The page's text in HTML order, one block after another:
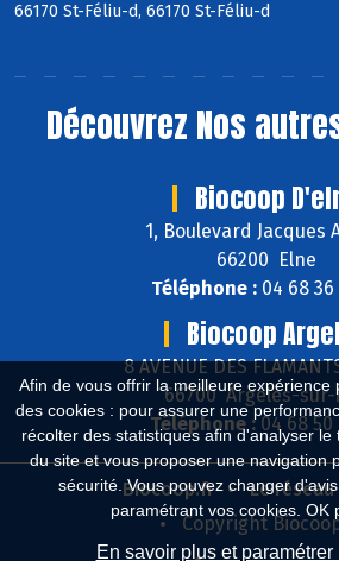
Afin de vous offrir la meilleure expérience
des cookies : pour assurer une
récolter des statistiques afin d'analyser
du site et vous proposer une navigation
sécurité. Vous pouvez changer
paramétrant vos cookies. OK
En savoir plus et
66170 St-Féliu-d, 66170 St-Féliu-d
Découvrez Nos
Biocoop
1, Boulevard Jacques
66200 Elne
Téléphone :04 68 36
Biocoop
8 AVENUE DES
66700 Argelès-sur-
Téléphone :04 68 50
Biocoop.fr
Le
Copyright